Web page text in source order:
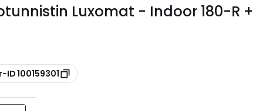
Luxomat - Indoor 180-R +
ID 100159301